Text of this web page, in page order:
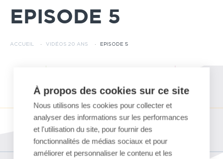
EPISODE 5
ACCUEIL · VIDÉOS 20 ANS · EPISODE 5
À propos des cookies sur ce site
Nous utilisons les cookies pour collecter et
analyser des informations sur les performances
et l'utilisation du site, pour fournir des
fonctionnalités de médias sociaux et pour
améliorer et personnaliser le contenu et les